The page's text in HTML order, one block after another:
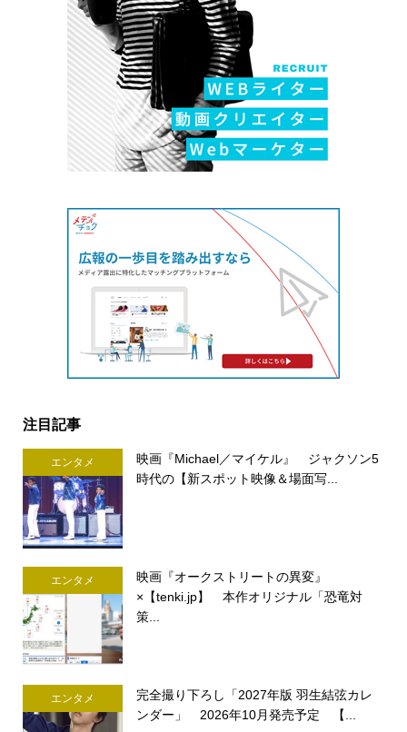
注目記事
エンタメ
映画『Michael／マイケル』 ジャクソン5
時代の【新スポット映像＆場面写...
エンタメ
映画『オークストリートの異変』
×【tenki.jp】 本作オリジナル「恐竜対
策...
エンタメ
完全撮り下ろし「2027年版 羽生結弦カレ
ンダー」 2026年10月発売予定 【...